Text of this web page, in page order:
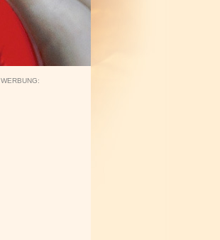
WERBUNG: